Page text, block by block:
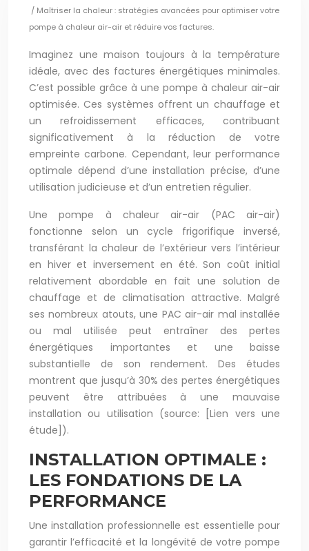
/ Maîtriser la chaleur : stratégies avancées pour optimiser votre
pompe à chaleur air-air et réduire vos factures.
Imaginez une maison toujours à la température
idéale, avec des factures énergétiques minimales.
C’est possible grâce à une pompe à chaleur air-air
optimisée. Ces systèmes offrent un chauffage et
un refroidissement efficaces, contribuant
significativement à la réduction de votre
empreinte carbone. Cependant, leur performance
optimale dépend d’une installation précise, d’une
utilisation judicieuse et d’un entretien régulier.
Une pompe à chaleur air-air (PAC air-air)
fonctionne selon un cycle frigorifique inversé,
transférant la chaleur de l’extérieur vers l’intérieur
en hiver et inversement en été. Son coût initial
relativement abordable en fait une solution de
chauffage et de climatisation attractive. Malgré
ses nombreux atouts, une PAC air-air mal installée
ou mal utilisée peut entraîner des pertes
énergétiques importantes et une baisse
substantielle de son rendement. Des études
montrent que jusqu’à 30% des pertes énergétiques
peuvent être attribuées à une mauvaise
installation ou utilisation (source: [Lien vers une
étude]).
INSTALLATION OPTIMALE :
LES FONDATIONS DE LA
PERFORMANCE
Une installation professionnelle est essentielle pour
garantir l’efficacité et la longévité de votre pompe